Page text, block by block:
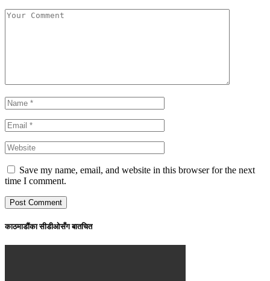
Save my name, email, and website in this browser for the next
time I comment.
काठमाडौंका सीडीओसँग बातचित